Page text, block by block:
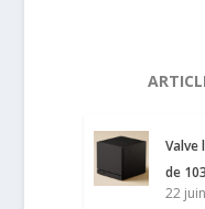
Valve
de
22